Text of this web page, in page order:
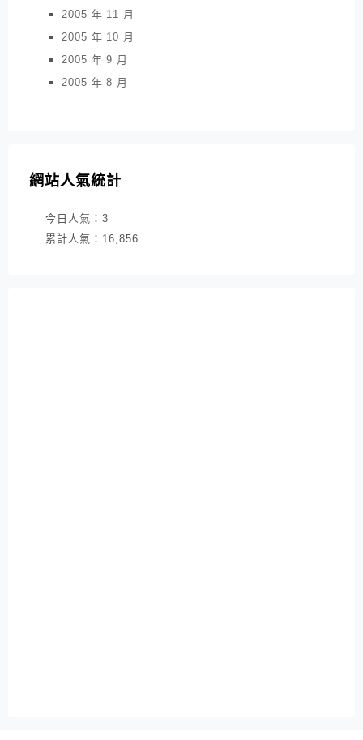
2005 年 11 月
2005 年 10 月
2005 年 9 月
2005 年 8 月
網站人氣統計
今日人氣： 3
累計人氣： 16,856